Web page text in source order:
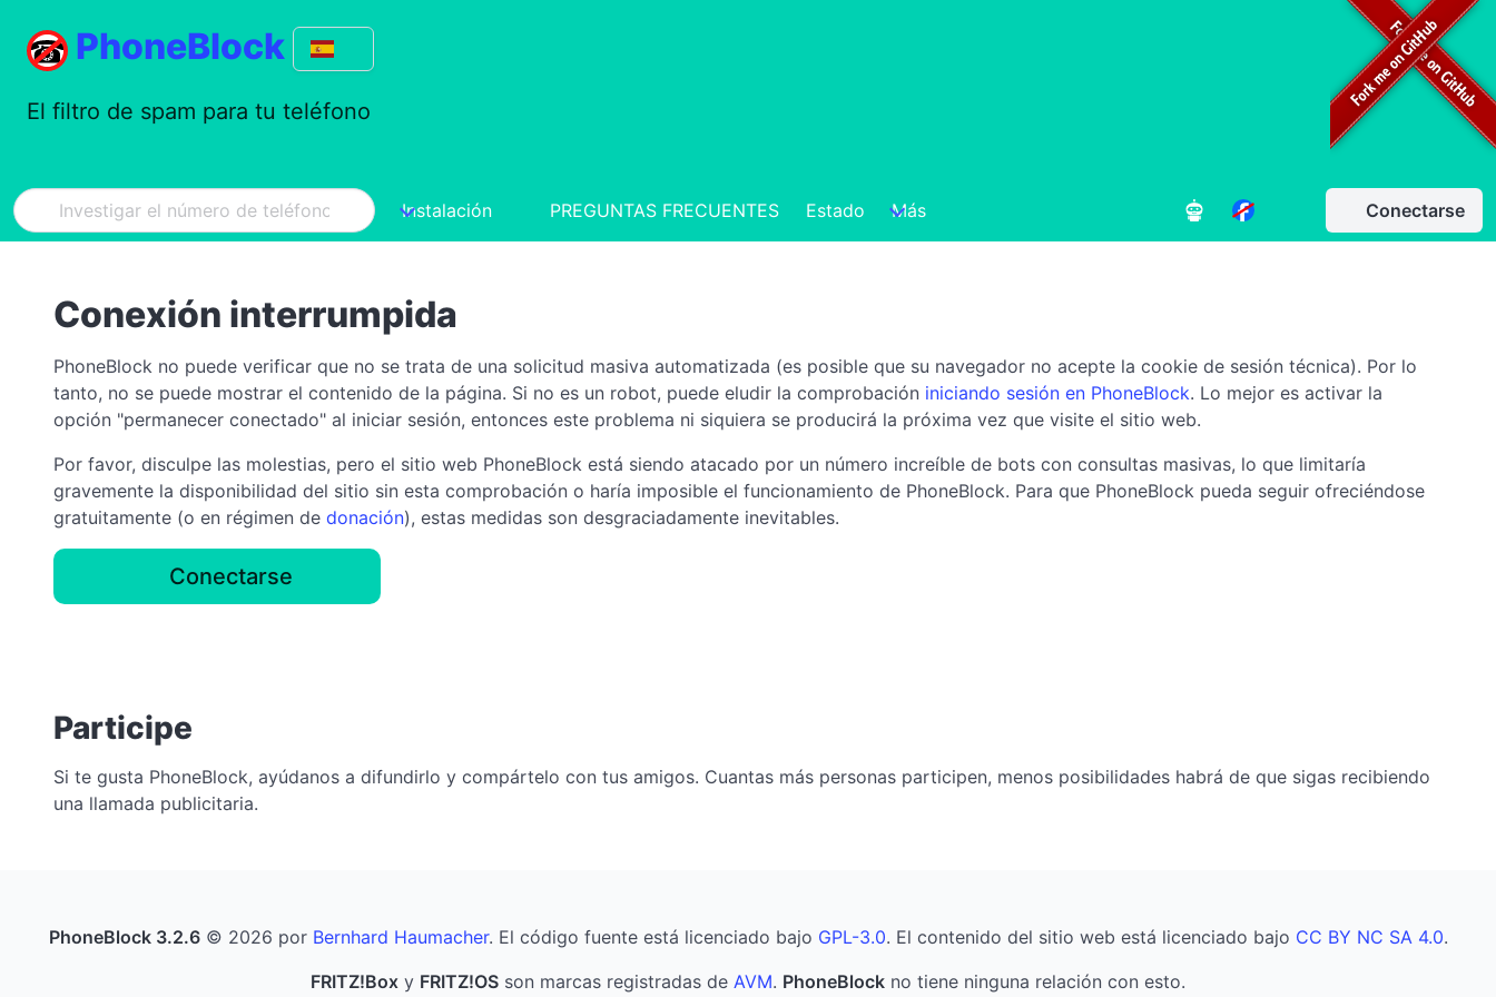
PhoneBlock
El filtro de spam para tu teléfono
Instalación PREGUNTAS FRECUENTES Estado Más Conectarse
Conexión interrumpida
PhoneBlock no puede verificar que no se trata de una solicitud masiva automatizada (es posible que su navegador no acepte la cookie de sesión técnica). Por lo
tanto, no se puede mostrar el contenido de la página. Si no es un robot, puede eludir la comprobación iniciando sesión en PhoneBlock. Lo mejor es activar la
opción "permanecer conectado" al iniciar sesión, entonces este problema ni siquiera se producirá la próxima vez que visite el sitio web.
Por favor, disculpe las molestias, pero el sitio web PhoneBlock está siendo atacado por un número increíble de bots con consultas masivas, lo que limitaría
gravemente la disponibilidad del sitio sin esta comprobación o haría imposible el funcionamiento de PhoneBlock. Para que PhoneBlock pueda seguir ofreciéndose
gratuitamente (o en régimen de donación), estas medidas son desgraciadamente inevitables.
Conectarse
Participe
Si te gusta PhoneBlock, ayúdanos a difundirlo y compártelo con tus amigos. Cuantas más personas participen, menos posibilidades habrá de que sigas recibiendo
una llamada publicitaria.
PhoneBlock 3.2.6© 2026 por Bernhard Haumacher. El código fuente está licenciado bajo GPL-3.0. El contenido del sitio web está licenciado bajo CC BY NC SA 4.0.
FRITZ!Box y FRITZ!OS son marcas registradas de AVM. PhoneBlock no tiene ninguna relación con esto.